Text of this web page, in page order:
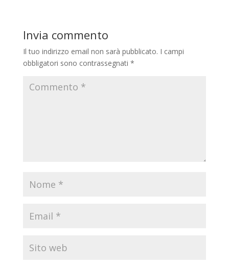
Invia commento
Il tuo indirizzo email non sarà pubblicato. I campi
obbligatori sono contrassegnati *